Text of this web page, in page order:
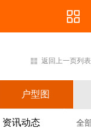
返回上一页列表
户型图
资讯动态 全